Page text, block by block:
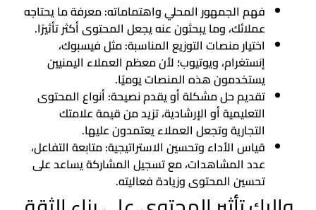
فهم الجمهور المحلي واهتماماته: معرفة ما يحتاجه
عملائك، وما يبحثون عنه يجعل المحتوى أكثر تأثيرًا.
اختيار منصات التوزيع المناسبة: مثل فيسبوك،
إنستغرام، ويوتيوب؛ لأن معظم العملاء اليمنيين
يستخدمون هذه المنصات يوميًا.
تقديم حل مشكلة أو يقدم نصيحة: أنواع المحتوى
التعليمية أو الإرشادية، تزيد من قيمة علامتك
التجارية وتجعل العملاء يعتمدون عليها.
قياس الأداء وتحسين الاستراتيجية: متابعة التفاعل،
عدد المشاهدات، مع تسجيل المشاركة يساعد على
تحسين المحتوى وزيادة فعاليته.